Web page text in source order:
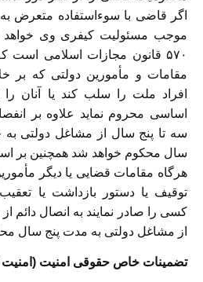
اگر قاضی با سوءاستفاده متعرض
موجب مسئولیت کیفری وی خواهد
۵۷۰ قانون مجازات اسلامی
مقامات و مأمورین دولتی که بر
افراد ملت را سلب کند یا آنان
اساسی محروم نماید علاوه بر
سه تا پنج سال از مشاغل دولتی
هرگاه مقامات قضایی یا دیگر
توقیف یا دستور بازداشت یا
کسی را صادر نمایند به انصال
از مشاغل دولتی به مدت پنج سال
تضمینات خاص حقوقی امنیت